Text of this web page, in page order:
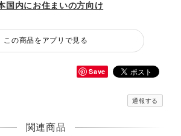
国内にお住まいの方向け
この商品をアプリで見る
Save
通報する
関連商品